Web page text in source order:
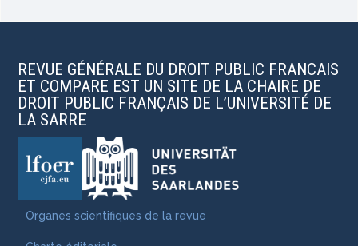
REVUE GÉNÉRALE DU DROIT PUBLIC FRANCAIS
ET COMPARE EST UN SITE DE LA CHAIRE DE
DROIT PUBLIC FRANÇAIS DE L’UNIVERSITÉ DE
LA SARRE
Organes scientifiques de la revue